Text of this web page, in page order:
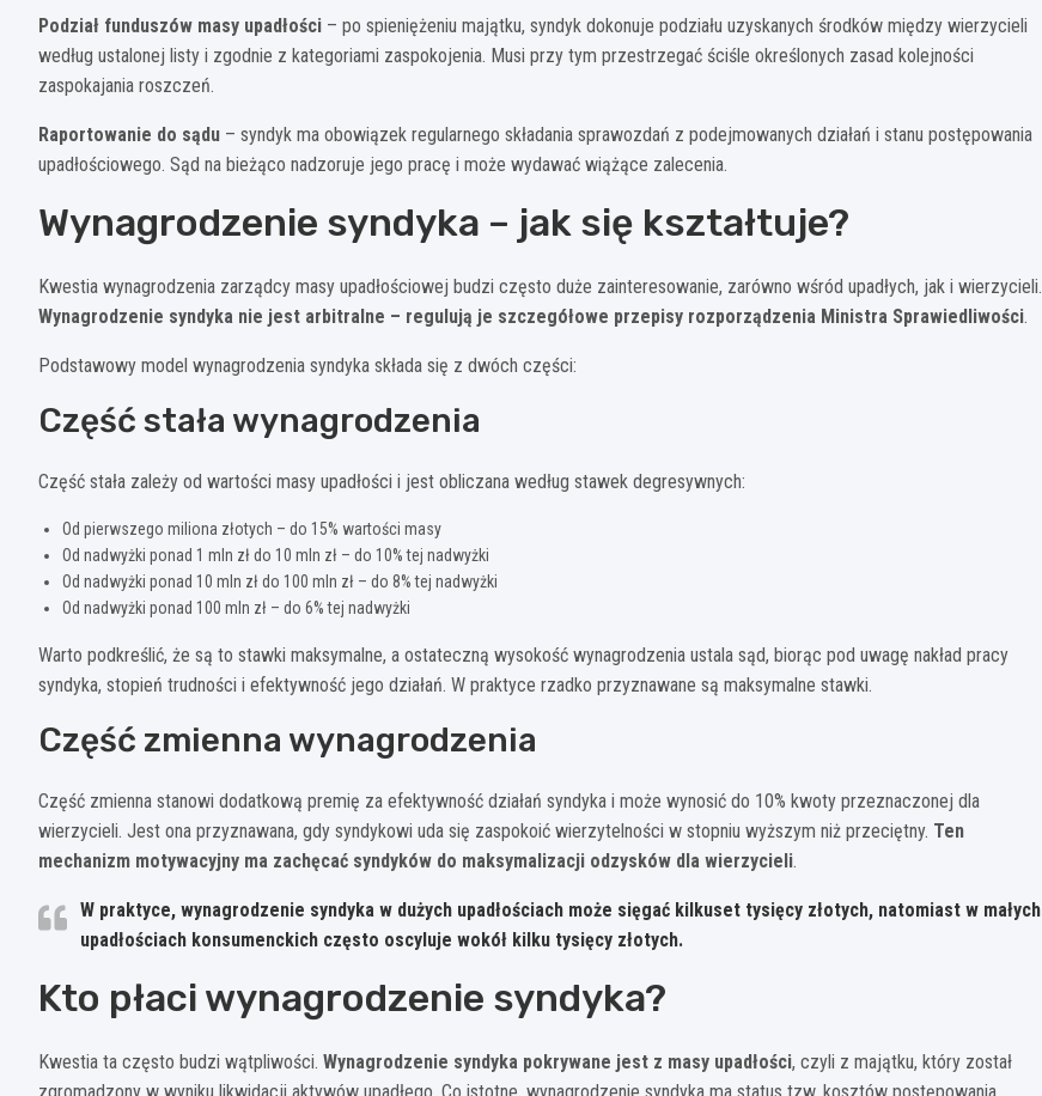
Podział funduszów masy upadłości – po spieniężeniu majątku, syndyk dokonuje podziału uzyskanych środków między wierzycieli
według ustalonej listy i zgodnie z kategoriami zaspokojenia. Musi przy tym przestrzegać ściśle określonych zasad kolejności
zaspokajania roszczeń.
Raportowanie do sądu – syndyk ma obowiązek regularnego składania sprawozdań z podejmowanych działań i stanu postępowania
upadłościowego. Sąd na bieżąco nadzoruje jego pracę i może wydawać wiążące zalecenia.
Wynagrodzenie syndyka – jak się kształtuje?
Kwestia wynagrodzenia zarządcy masy upadłościowej budzi często duże zainteresowanie, zarówno wśród upadłych, jak i wierzycieli.
Wynagrodzenie syndyka nie jest arbitralne – regulują je szczegółowe przepisy rozporządzenia Ministra Sprawiedliwości.
Podstawowy model wynagrodzenia syndyka składa się z dwóch części:
Część stała wynagrodzenia
Część stała zależy od wartości masy upadłości i jest obliczana według stawek degresywnych:
Od pierwszego miliona złotych – do 15% wartości masy
Od nadwyżki ponad 1 mln zł do 10 mln zł – do 10% tej nadwyżki
Od nadwyżki ponad 10 mln zł do 100 mln zł – do 8% tej nadwyżki
Od nadwyżki ponad 100 mln zł – do 6% tej nadwyżki
Warto podkreślić, że są to stawki maksymalne, a ostateczną wysokość wynagrodzenia ustala sąd, biorąc pod uwagę nakład pracy
syndyka, stopień trudności i efektywność jego działań. W praktyce rzadko przyznawane są maksymalne stawki.
Część zmienna wynagrodzenia
Część zmienna stanowi dodatkową premię za efektywność działań syndyka i może wynosić do 10% kwoty przeznaczonej dla
wierzycieli. Jest ona przyznawana, gdy syndykowi uda się zaspokoić wierzytelności w stopniu wyższym niż przeciętny. Ten
mechanizm motywacyjny ma zachęcać syndyków do maksymalizacji odzysków dla wierzycieli.
W praktyce, wynagrodzenie syndyka w dużych upadłościach może sięgać kilkuset tysięcy złotych, natomiast w małych
upadłościach konsumenckich często oscyluje wokół kilku tysięcy złotych.
Kto płaci wynagrodzenie syndyka?
Kwestia ta często budzi wątpliwości. Wynagrodzenie syndyka pokrywane jest z masy upadłości, czyli z majątku, który został